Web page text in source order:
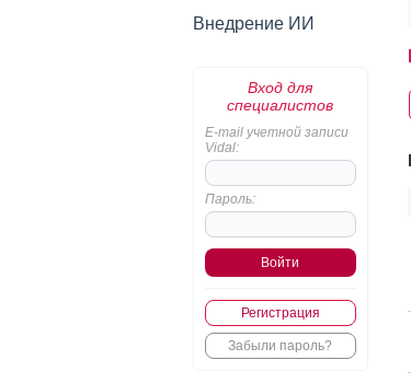
Внедрение ИИ
Вход для
специалистов
E-mail учетной записи
Vidal:
Пароль:
Регистрация
Забыли пароль?